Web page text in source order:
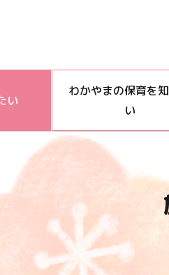
い
わかやまの保育を
い